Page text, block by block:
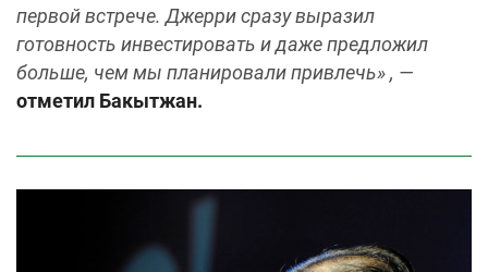
первой встрече. Джерри сразу выразил
готовность инвестировать и даже предложил
больше, чем мы планировали привлечь» , —
отметил Бакытжан.